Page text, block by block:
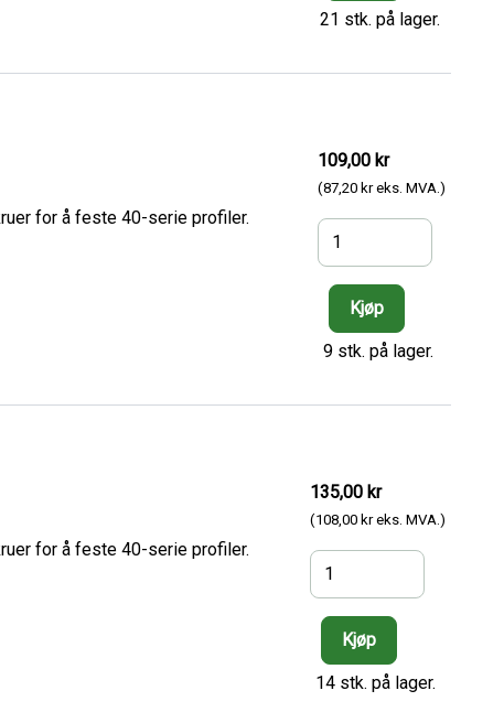
21 stk. på lager.
for å feste 40-serie profiler.
109,00 kr
(87,20 kr eks. MVA.)
9 stk. på lager.
for å feste 40-serie profiler.
135,00 kr
(108,00 kr eks. MVA.)
14 stk. på lager.